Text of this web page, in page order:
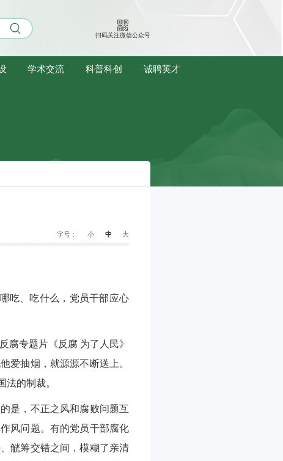
扫码关注微信公众号
学术交流 科普科创 诚聘英才
字号： 小 中 大
吃、吃什么，党员干部应心
腐专题片《反腐 为了人民》
爱抽烟，就源源不断送上。
的制裁。
是，不正之风和腐败问题互
风问题。有的党员干部腐化
觥筹交错之间，模糊了亲清